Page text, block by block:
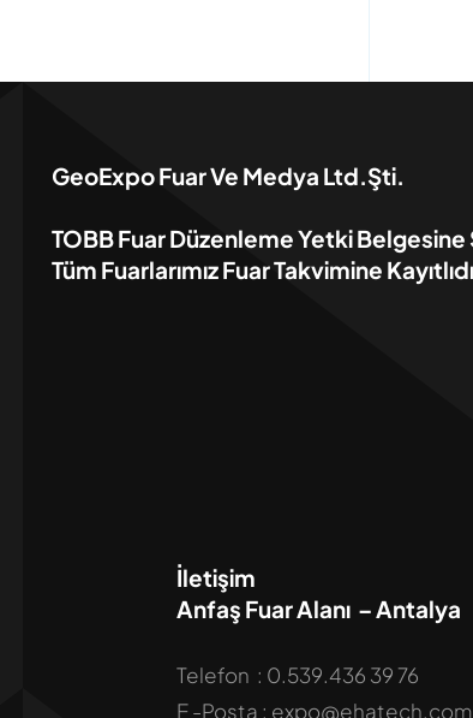
GeoExpo Fuar Ve Medya Ltd.Şti.
TOBB Fuar Düzenleme Yetki Belgesine
Tüm Fuarlarımız Fuar Takvimine
İletişim
Anfaş Fuar Alanı – Antalya
Telefon : 0.539.436 39 76
E -Posta :